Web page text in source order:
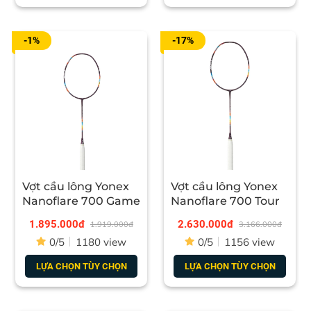
- MAXIZONE FACE: Hình dạng khuôn mặt đã được sửa
đổi cơ bản để mở rộng vùng điểm ngọt.
Vợt cầu lông Yonex
Nanoflare 700 Game
1.895.000đ 1.919.000đ
-1%
0/5 1180 view
LỰA CHỌN TÙY CHỌN
Vợt cầu lông Yonex
Nanoflare 700 Tour
2.630.000đ 3.166.000đ
-17%
0/5 1156 view
LỰA CHỌN TÙY CHỌN